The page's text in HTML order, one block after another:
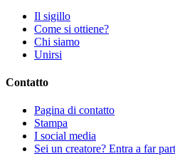
Il sigillo
Come si ottiene?
Chi siamo
Unirsi
Contatto
Pagina di contatto
Stampa
I social media
Sei un creatore? Entra a far